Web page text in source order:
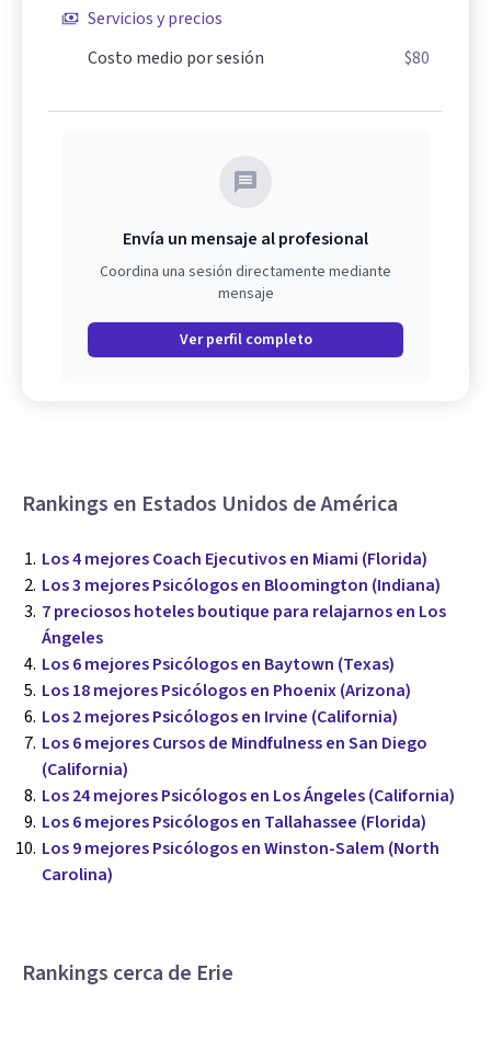
Servicios y precios
Costo medio por sesión
$80
Envía un mensaje al profesional
Coordina una sesión directamente mediante
mensaje
Ver perfil completo
Rankings en Estados Unidos de América
Los 4 mejores Coach Ejecutivos en Miami (Florida)
Los 3 mejores Psicólogos en Bloomington (Indiana)
7 preciosos hoteles boutique para relajarnos en Los
Ángeles
Los 6 mejores Psicólogos en Baytown (Texas)
Los 18 mejores Psicólogos en Phoenix (Arizona)
Los 2 mejores Psicólogos en Irvine (California)
Los 6 mejores Cursos de Mindfulness en San Diego
(California)
Los 24 mejores Psicólogos en Los Ángeles (California)
Los 6 mejores Psicólogos en Tallahassee (Florida)
Los 9 mejores Psicólogos en Winston-Salem (North
Carolina)
Rankings cerca de Erie